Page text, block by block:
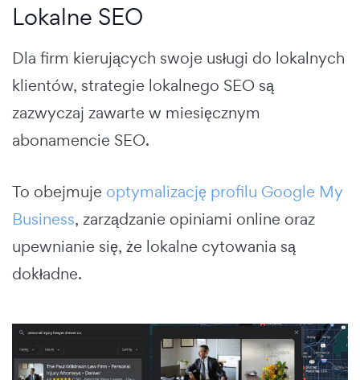
Lokalne SEO
Dla firm kierujących swoje usługi do lokalnych
klientów, strategie lokalnego SEO są
zazwyczaj zawarte w miesięcznym
abonamencie SEO.
To obejmuje optymalizację profilu Google My
Business, zarządzanie opiniami online oraz
upewnianie się, że lokalne cytowania są
dokładne.